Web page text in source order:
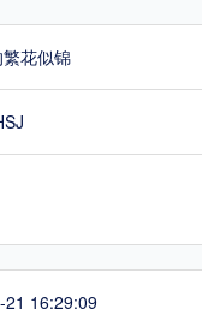
花似锦
21 16:29:09